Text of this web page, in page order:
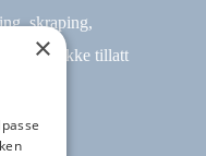
skraping,
er ikke tillatt
×